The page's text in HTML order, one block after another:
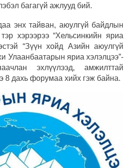
багагүй ажлууд бий.
энх тайван, аюулгүй байдлын
хэрээрээ “Хельсинкийн яриа
“Зүүн хойд Азийн аюулгүй
Улаанбаатарын яриа хэлэлцээ”-
эхлүүлээд, амжилттай
8 дахь форумаа хийх гэж байна.